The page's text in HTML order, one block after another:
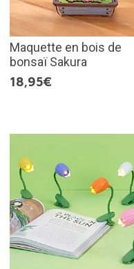
Maquette en bois de
bonsaï Sakura
18,95€